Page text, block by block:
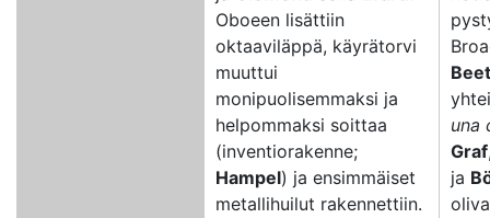
Oboeen lisättiin
oktaaviläppä, käyrätorvi
muuttui
monipuolisemmaksi ja
helpommaksi soittaa
(inventiorakenne;
Hampel) ja ensimmäiset
metallihuilut rakennettiin.
una
Graf
ja